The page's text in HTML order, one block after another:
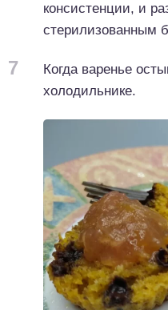
консистенции, и
стерилизованным
7
Когда варенье
холодильнике.